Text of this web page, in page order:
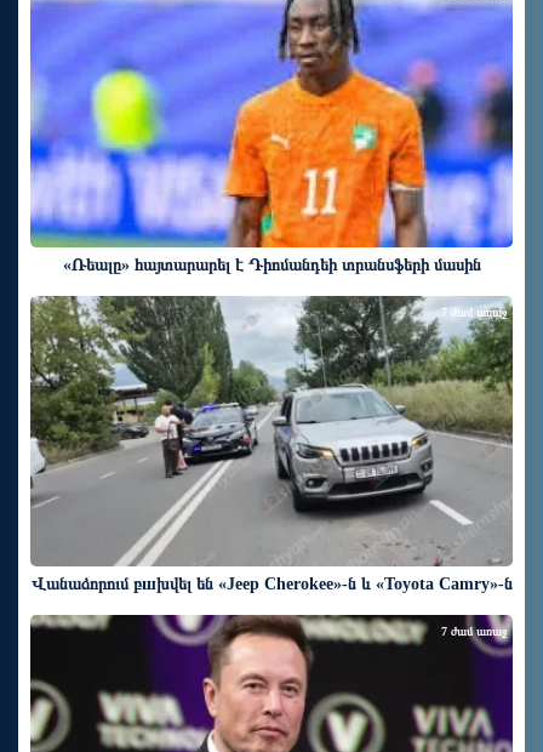
«Ռեալը» հայտարարել է Դիոմանդեի տրանսֆերի մասին
Վանաձորում բшխվել են «Jeep Cherokee»-ն և «Toyota Camry»-ն
7 ժամ առաջ
7 ժամ առաջ